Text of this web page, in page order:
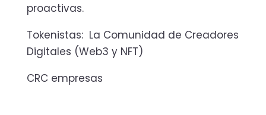
proactivas.
Tokenistas: La Comunidad de Creadores
Digitales (Web3 y NFT)
CRC empresas